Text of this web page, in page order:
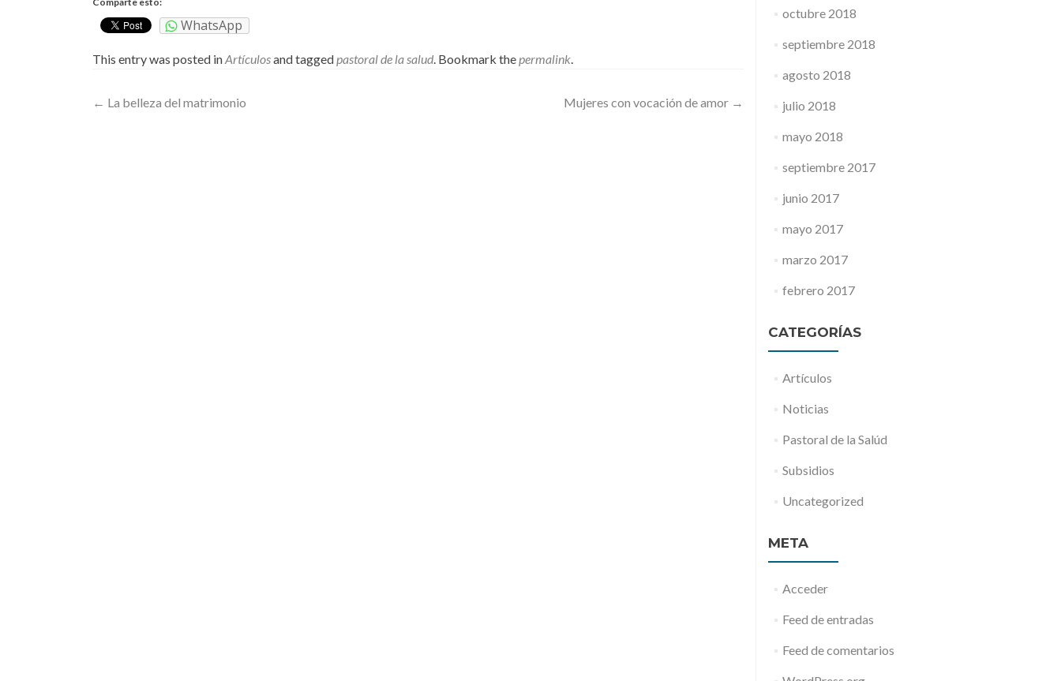
WhatsApp
This entry was posted inArtículosand taggedpastoral de la salud. Bookmark thepermalink.
Post
← La belleza del matrimonio Mujeres con vocación de amor →
octubre 2018
septiembre 2018
agosto 2018
julio 2018
mayo 2018
septiembre 2017
junio 2017
mayo 2017
marzo 2017
febrero 2017
CATEGORÍAS
Artículos
Noticias
Pastoral de la Salúd
Subsidios
Uncategorized
META
Acceder
Feed de entradas
Feed de comentarios